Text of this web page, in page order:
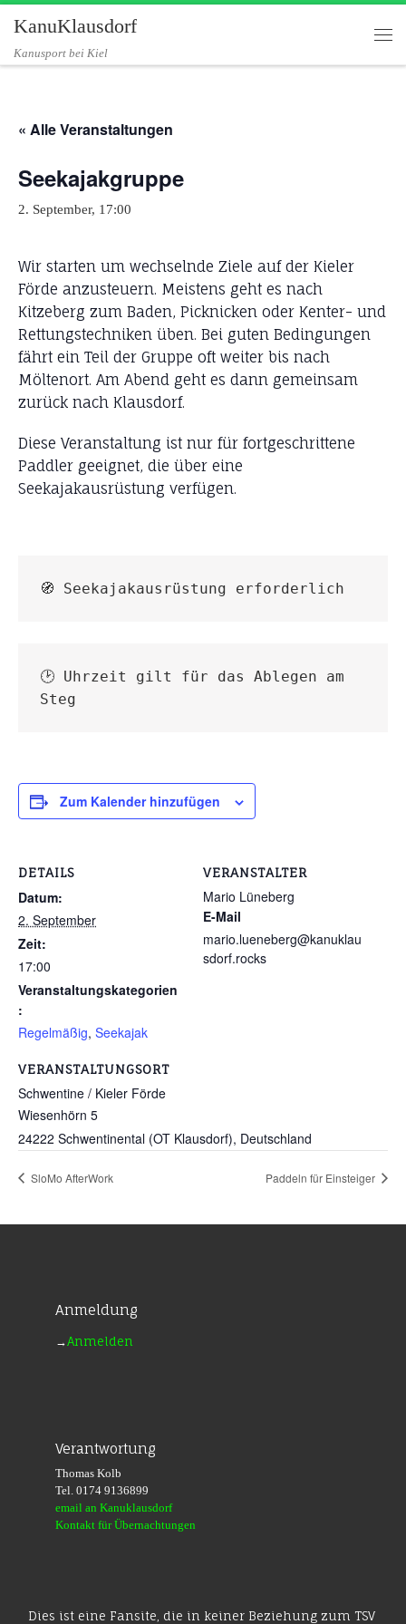
Zum Inhalt springen
KanuKlausdorf
Kanusport bei Kiel
« Alle Veranstaltungen
Seekajakgruppe
2. September, 17:00
Wir starten um wechselnde Ziele auf der Kieler
Förde anzusteuern. Meistens geht es nach
Kitzeberg zum Baden, Picknicken oder Kenter- und
Rettungstechniken üben. Bei guten Bedingungen
fährt ein Teil der Gruppe oft weiter bis nach
Möltenort. Am Abend geht es dann gemeinsam
zurück nach Klausdorf.
Diese Veranstaltung ist nur für fortgeschrittene
Paddler geeignet, die über eine
Seekajakausrüstung verfügen.
🧭 Seekajakausrüstung erforderlich
🕑 Uhrzeit gilt für das Ablegen am
Steg
Zum Kalender hinzufügen
DETAILS
Datum:
2. September
Zeit:
17:00
Veranstaltungskategorien
:
Regelmäßig, Seekajak
VERANSTALTUNGSORT
Schwentine / Kieler Förde
Wiesenhörn 5
24222 Schwentinental (OT Klausdorf), Deutschland
VERANSTALTER
Mario Lüneberg
E-Mail
mario.lueneberg@kanuklau
sdorf.rocks
SloMo AfterWork Paddeln für Einsteiger
Anmeldung
→Anmelden
Verantwortung
Thomas Kolb
Tel. 0174 9136899
email an Kanuklausdorf
Kontakt für Übernachtungen
Dies ist eine Fansite, die in keiner Beziehung zum TSV